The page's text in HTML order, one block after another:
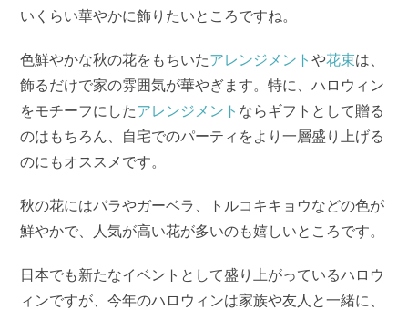
いくらい華やかに飾りたいところですね。
色鮮やかな秋の花をもちいたアレンジメントや花束は、
飾るだけで家の雰囲気が華やぎます。特に、ハロウィン
をモチーフにしたアレンジメント ならギフトとして贈る
のはもちろん、自宅でのパーティをより一層盛り上げる
のにもオススメです。
秋の花にはバラやガーベラ、トルコキキョウなどの色が
鮮やかで、人気が高い花が多いのも嬉しいところです。
日本でも新たなイベントとして盛り上がっているハロウ
ィンですが、今年のハロウィンは家族や友人と一緒に、